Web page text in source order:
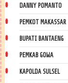
DANNY POMANTO
PEMKOT MAKASSAR
BUPATI BANTAENG
PEMKAB GOWA
KAPOLDA SULSEL